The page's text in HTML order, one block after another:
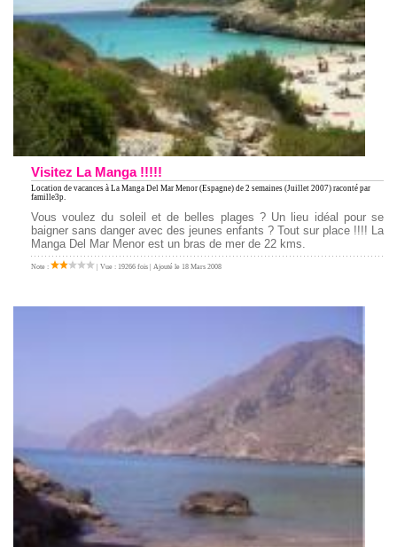
Visitez La Manga !!!!!
Location de vacances à La Manga Del Mar Menor (Espagne) de 2 semaines (Juillet 2007) raconté par
famille3p.
Vous voulez du soleil et de belles plages ? Un lieu idéal pour se
baigner sans danger avec des jeunes enfants ? Tout sur place !!!! La
Manga Del Mar Menor est un bras de mer de 22 kms.
Note : | Vue : 19266 fois | Ajouté le 18 Mars 2008